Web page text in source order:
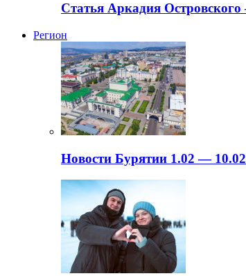
Статья Аркадия
Регион
Новости Бурятии 1.02 —